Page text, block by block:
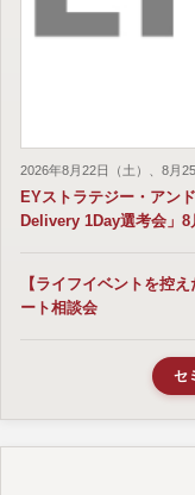
2026年8月22日（土）、8月25
EYストラテジー・アン
Delivery 1Day選考会」
【ライフイベントを控
ート相談会
セ